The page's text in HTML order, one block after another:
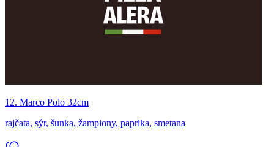
12. Marco Polo 32cm
rajčata, sýr, šunka, žampiony, paprika, smetana